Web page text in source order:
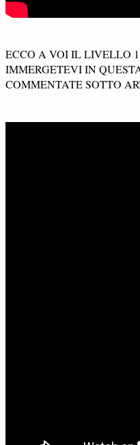
ECCO A VOI IL LIVELLO
IMMERGETEVI IN
COMMENTATE SOTTO